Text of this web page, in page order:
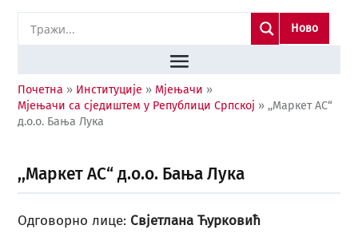
Ново
Почетна » Институције » Мјењачи »
Мјењачи са сједиштем у Републици Српској » ,,Маркет АС“
д.о.о. Бања Лука
,,Маркет АС“ д.о.о. Бања Лука
Одговорно лице: Свјетлана Ћурковић